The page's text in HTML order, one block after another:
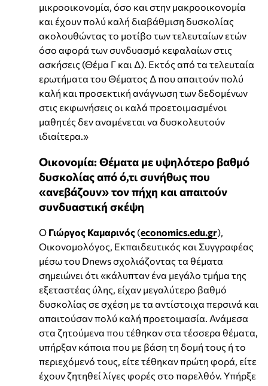
μικροοικονομία, όσο και στην μακροοικονομία
και έχουν πολύ καλή διαβάθμιση δυσκολίας
ακολουθώντας το μοτίβο των τελευταίων ετών
όσο αφορά των συνδυασμό κεφαλαίων στις
ασκήσεις (Θέμα Γ και Δ). Εκτός από τα τελευταία
ερωτήματα του Θέματος Δ που απαιτούν πολύ
καλή και προσεκτική ανάγνωση των δεδομένων
στις εκφωνήσεις οι καλά προετοιμασμένοι
μαθητές δεν αναμένεται να δυσκολευτούν
ιδιαίτερα.»
Οικονομία: Θέματα με υψηλότερο βαθμό
δυσκολίας από ό,τι συνήθως που
«ανεβάζουν» τον πήχη και απαιτούν
συνδυαστική σκέψη
Ο Γιώργος Καμαρινός (economics.edu.gr),
Οικονομολόγος, Εκπαιδευτικός και Συγγραφέας
μέσω του Dnews σχολιάζοντας τα θέματα
σημειώνει ότι «κάλυπταν ένα μεγάλο τμήμα της
εξεταστέας ύλης, είχαν μεγαλύτερο βαθμό
δυσκολίας σε σχέση με τα αντίστοιχα περσινά και
απαιτούσαν πολύ καλή προετοιμασία. Ανάμεσα
στα ζητούμενα που τέθηκαν στα τέσσερα θέματα,
υπήρξαν κάποια που με βάση τη δομή τους ή το
περιεχόμενό τους, είτε τέθηκαν πρώτη φορά, είτε
έχουν ζητηθεί λίγες φορές στο παρελθόν. Υπήρξε